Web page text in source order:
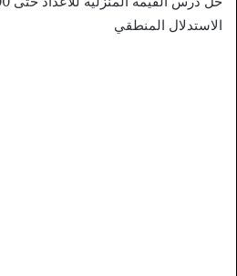
الاستدلال المنطقي